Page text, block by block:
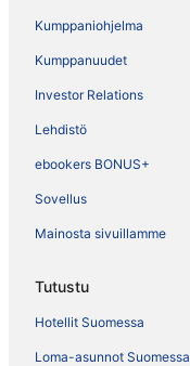
Kumppaniohjelma
Kumppanuudet
Investor Relations
Lehdistö
ebookers BONUS+
Sovellus
Mainosta sivuillamme
Tutustu
Hotellit Suomessa
Loma-asunnot Suomessa